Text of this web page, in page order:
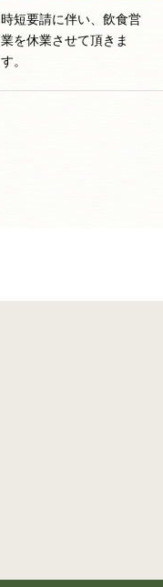
時短要請に伴い、飲食営
業を休業させて頂きま
す。